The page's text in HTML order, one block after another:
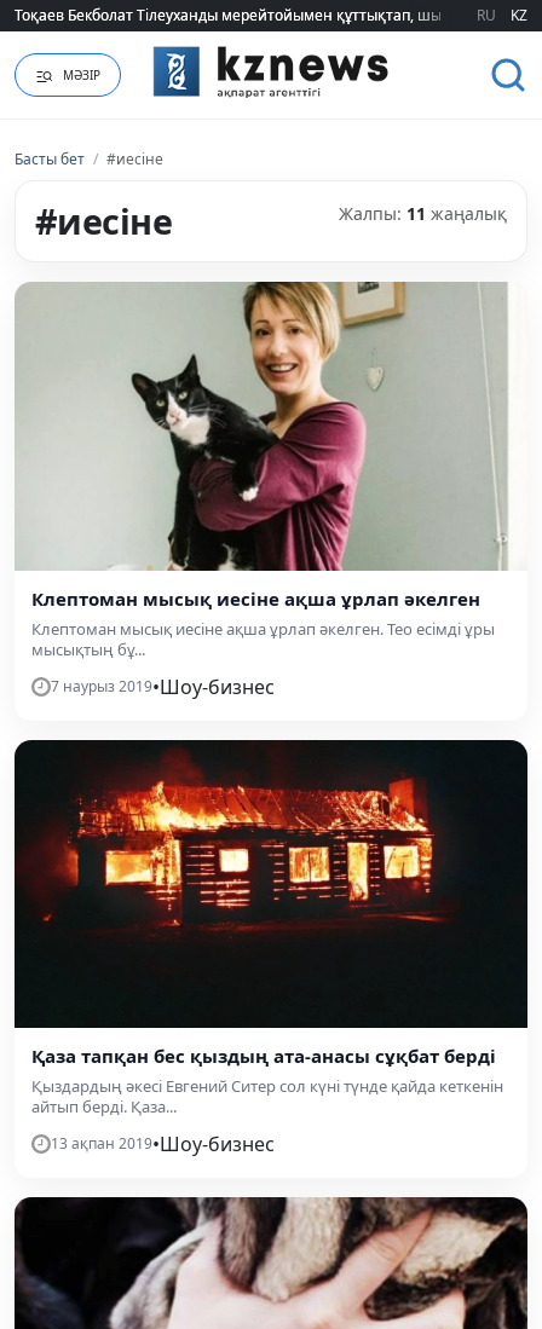
Тоқаев Бекболат Тілеуханды мерейтойымен құттықтап, шығармашылық
Тоқаев Бекболат Тілеуханды мерейтойымен құттықтап, шығармашылық
RU KZ
МӘЗІР
Басты бет / #иесіне
#иесіне Жалпы: 11 жаңалық
Клептоман мысық иесіне ақша ұрлап әкелген
Клептоман мысық иесіне ақша ұрлап әкелген. Тео есімді ұры
мысықтың бұ...
7 наурыз 2019•Шоу-бизнес
Қаза тапқан бес қыздың ата-анасы сұқбат берді
Қыздардың әкесі Евгений Ситер сол күні түнде қайда кеткенін
айтып берді. Қаза...
13 ақпан 2019•Шоу-бизнес